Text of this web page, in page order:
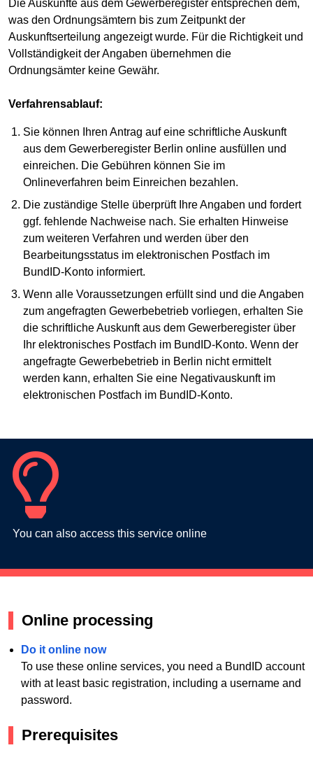
Die Auskünfte aus dem Gewerberegister entsprechen dem,
was den Ordnungsämtern bis zum Zeitpunkt der
Auskunftserteilung angezeigt wurde. Für die Richtigkeit und
Vollständigkeit der Angaben übernehmen die
Ordnungsämter keine Gewähr.
Verfahrensablauf:
Sie können Ihren Antrag auf eine schriftliche Auskunft
aus dem Gewerberegister Berlin online ausfüllen und
einreichen. Die Gebühren können Sie im
Onlineverfahren beim Einreichen bezahlen.
Die zuständige Stelle überprüft Ihre Angaben und fordert
ggf. fehlende Nachweise nach. Sie erhalten Hinweise
zum weiteren Verfahren und werden über den
Bearbeitungsstatus im elektronischen Postfach im
BundID-Konto informiert.
Wenn alle Voraussetzungen erfüllt sind und die Angaben
zum angefragten Gewerbebetrieb vorliegen, erhalten Sie
die schriftliche Auskunft aus dem Gewerberegister über
Ihr elektronisches Postfach im BundID-Konto. Wenn der
angefragte Gewerbebetrieb in Berlin nicht ermittelt
werden kann, erhalten Sie eine Negativauskunft im
elektronischen Postfach im BundID-Konto.
You can also access this service online
Online processing
Do it online now
To use these online services, you need a BundID account
with at least basic registration, including a username and
password.
Prerequisites